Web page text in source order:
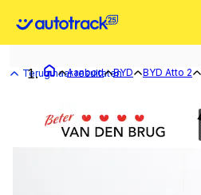
Terug naar resultaten
Aanbod BYD BYD Atto 2